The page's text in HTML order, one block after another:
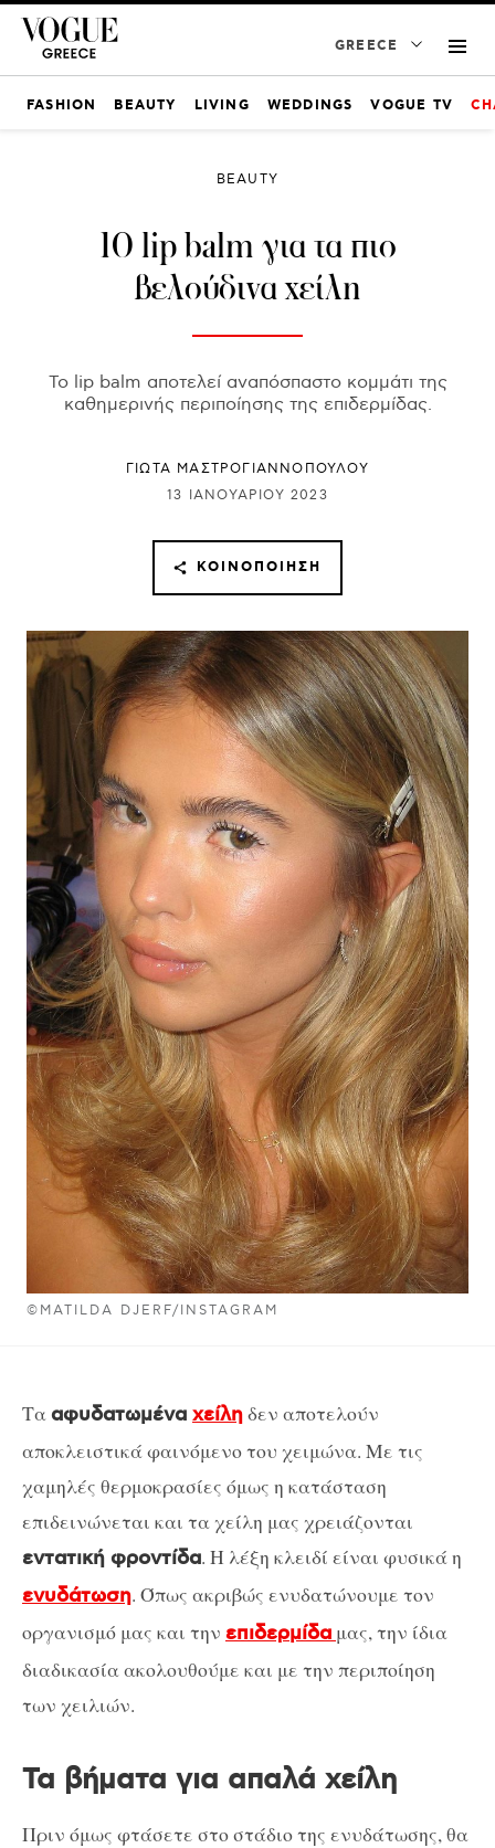
GREECE
FASHION BEAUTY LIVING WEDDINGS VOGUE TV
©MATILDA DJERF/INSTAGRAM
BEAUTY
10 lip balm για τα πιο
βελούδινα χείλη
Το lip balm αποτελεί αναπόσπαστο κομμάτι της
καθημερινής περιποίησης της επιδερμίδας.
ΓΙΩΤΑ ΜΑΣΤΡΟΓΙΑΝΝΟΠΟΥΛΟΥ
13 ΙΑΝΟΥΑΡΊΟΥ 2023
ΚΟΙΝΟΠΟΊΗΣΗ
Τααφυδατωμένα χείληδεν αποτελούν
αποκλειστικά φαινόμενο του χειμώνα. Με τις
χαμηλές θερμοκρασίες όμως η κατάσταση
επιδεινώνεται και τα χείλη μας χρειάζονται
εντατική φροντίδα. Η λέξη κλειδί είναι φυσικά η
ενυδάτωση. Όπως ακριβώς ενυδατώνουμε τον
οργανισμό μας και την επιδερμίδα μας, την ίδια
διαδικασία ακολουθούμε και με την περιποίηση
των χειλιών.
Τα βήματα για απαλά χείλη
Πριν όμως φτάσετε στο στάδιο της ενυδάτωσης, θα